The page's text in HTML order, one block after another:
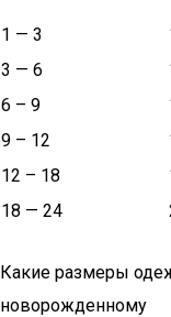
1 — 3
3 — 6
6 – 9
9 – 12
12 – 18
18 — 24
Какие размеры
новорожденному